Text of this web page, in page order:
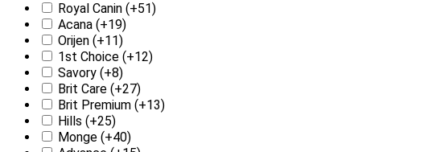
Royal Canin (+51)
Acana (+19)
Orijen (+11)
1st Choice (+12)
Savory (+8)
Brit Care (+27)
Brit Premium (+13)
Hills (+25)
Monge (+40)